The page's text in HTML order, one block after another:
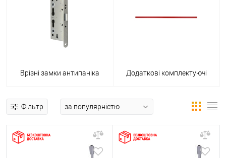
Врізні замки антипаніка Додаткові комплектуючі
Фільтр